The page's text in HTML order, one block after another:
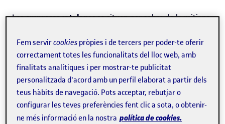
Lesempreses catalanesse situen per sobre de la mitjana
en les ofertes de feina. Així s'ha comprovat per
mitjà d'un nou estudi sobre el mercat de treball català fet
perl'equip de recerca de laUnitat de Prospecció i Anàlisi
Laboral de la UOCen col·laboració amb PIMEC, en el
marc del projecte comú
Baròmetre de Competències i
Fem servircookies pròpies i de tercers per poder-te oferir
correctament totes les funcionalitats del lloc web, amb
finalitats analítiques i per mostrar-te publicitat
personalitzada d'acord amb un perfil elaborat a partir dels
teus hàbits de navegació. Pots acceptar, rebutjar o
configurar les teves preferències fent clic a sota, o obtenir-
ne més informació en la nostra política de cookies.